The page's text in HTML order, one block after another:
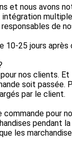
et nous avons
de
25 jours après
nos clients.
soit passée.
par le client.
commande pour
pendant
les